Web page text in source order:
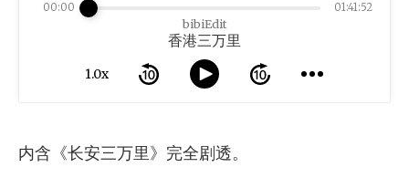
bibiEdit
香港三万里
1.0x
00:00 01:41:52
内含《长安三万里》完全剧透。